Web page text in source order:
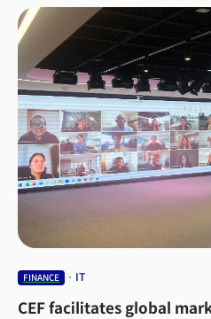
위해 퀄컴이 다양한 산업에 새롭게 진입
있다는 점도 강조했다. 영원한 승자는 없
스마트폰은 수많은 혁신 중 하나에 불과
전반을 끌어당기면서, 전시장에는 통신
·헬스케어·로봇틱스 기업들이 한데 뒤
목격한 금융권 관계자들에게 이렇게 질
기능을 조각조각 쪼개 대체했던 '언번들
한 플레이어들에 의해 더 빠르고 광범위
금융사들은 어느 쪽에 서 있을 것인가?"
FINANCE IT
CEF facilitates global